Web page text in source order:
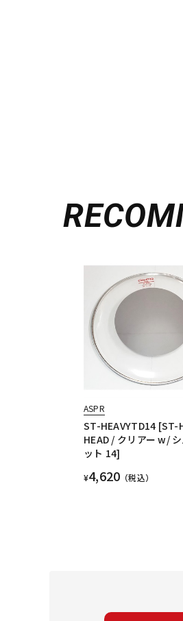
ASPR
ST-HEAVYTD14 [ST-
HEAD / クリアー w/
ット 14]
¥4,620 （税込）